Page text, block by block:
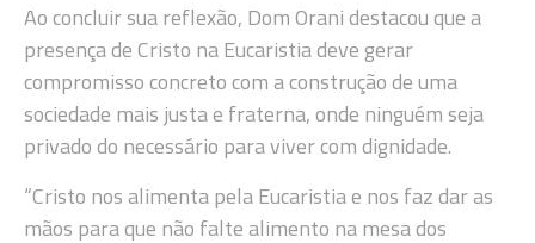
Ao concluir sua reflexão, Dom Orani destacou que a
presença de Cristo na Eucaristia deve gerar
compromisso concreto com a construção de uma
sociedade mais justa e fraterna, onde ninguém seja
privado do necessário para viver com dignidade.
“Cristo nos alimenta pela Eucaristia e nos faz dar as
mãos para que não falte alimento na mesa dos